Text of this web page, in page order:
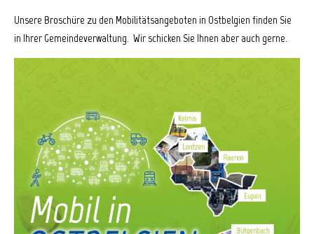
Unsere Broschüre zu den Mobilitätsangeboten in Ostbelgien finden Sie
in Ihrer Gemeindeverwaltung. Wir schicken Sie Ihnen aber auch gerne.